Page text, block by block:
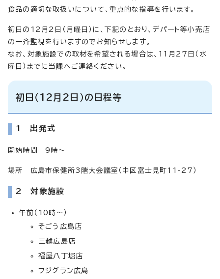
食品の適切な取扱いについて、重点的な指導を行います。
初日の12月2日（月曜日）に、下記のとおり、デパート等小売店
の一斉監視を行いますのでお知らせします。
なお、対象施設での取材を希望される場合は、11月27日（水
曜日）までに当課へご連絡ください。
初日（12月2日）の日程等
1 出発式
開始時間 9時～
場所 広島市保健所3階大会議室（中区富士見町11-27）
2 対象施設
午前（10時～）
そごう広島店
三越広島店
福屋八丁堀店
フジグラン広島